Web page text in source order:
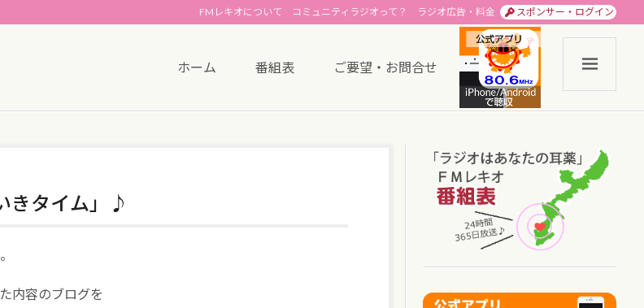
スポンサー・ログイン
ラジオ広告・料金
コミュニティラジオって？
FMレキオについて
ホーム 番組表 ご要望・お問合せ
きタイム」♪
内容のブログを